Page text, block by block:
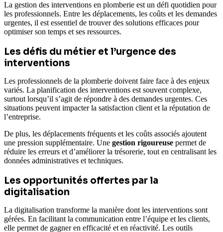
La gestion des interventions en plomberie est un défi quotidien pour
les professionnels. Entre les déplacements, les coûts et les demandes
urgentes, il est essentiel de trouver des solutions efficaces pour
optimiser son temps et ses ressources.
Les défis du métier et l’urgence des
interventions
Les professionnels de la plomberie doivent faire face à des enjeux
variés. La planification des interventions est souvent complexe,
surtout lorsqu’il s’agit de répondre à des demandes urgentes. Ces
situations peuvent impacter la satisfaction client et la réputation de
l’entreprise.
De plus, les déplacements fréquents et les coûts associés ajoutent
une pression supplémentaire. Une gestion rigoureuse permet de
réduire les erreurs et d’améliorer la trésorerie, tout en centralisant les
données administratives et techniques.
Les opportunités offertes par la
digitalisation
La digitalisation transforme la manière dont les interventions sont
gérées. En facilitant la communication entre l’équipe et les clients,
elle permet de gagner en efficacité et en réactivité. Les outils